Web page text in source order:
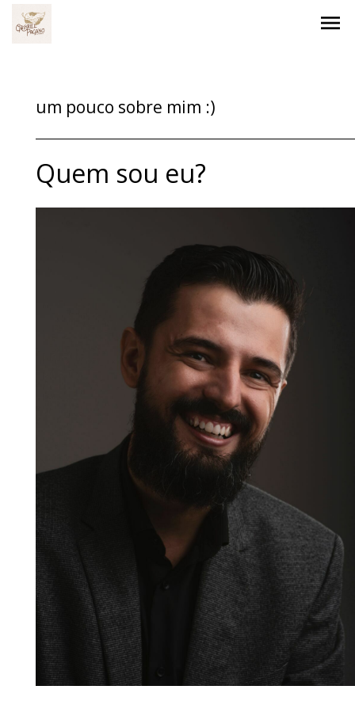
menu
um pouco sobre mim :)
Quem sou eu?